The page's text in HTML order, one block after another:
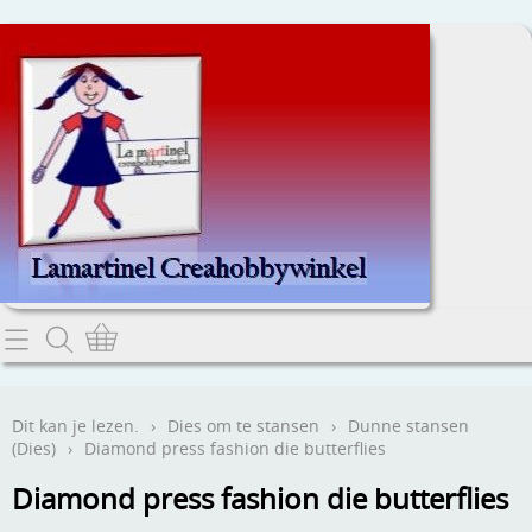
Home
Contact
Webwinkel
Dit kan je lezen. › Dies om te stansen › Dunne stansen
(Dies) › Diamond press fashion die butterflies
Diamond press fashion die butterflies